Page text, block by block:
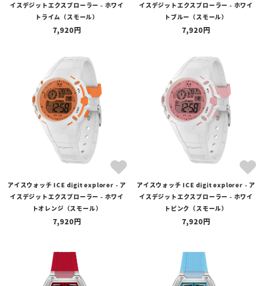
イスデジットエクスプローラー - ホワイ
トライム（スモール）
7,920
イスデジットエクスプローラー - ホワイ
トブルー（スモール）
7,920
アイスウォッチ ICE digit explorer - ア
イスデジットエクスプローラー - ホワイ
トオレンジ（スモール）
7,920
アイスウォッチ ICE digit explorer - ア
イスデジットエクスプローラー - ホワイ
トピンク（スモール）
7,920